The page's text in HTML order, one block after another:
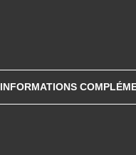
INFORMATIONS